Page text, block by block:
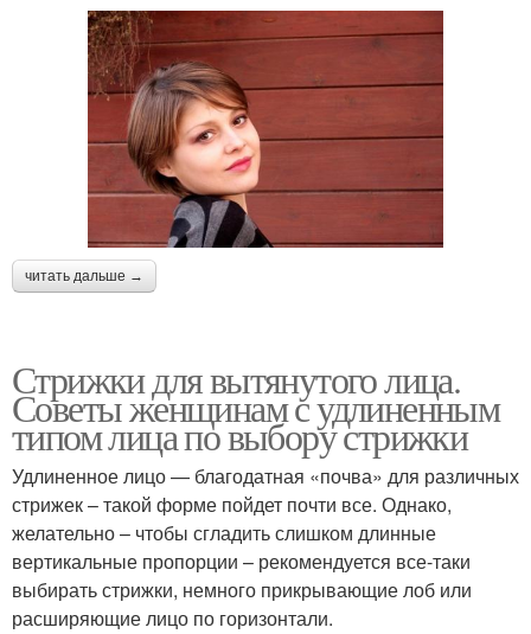
читать дальше →
Стрижки для вытянутого лица.
Советы женщинам с удлиненным
типом лица по выбору стрижки
Удлиненное лицо — благодатная «почва» для различных
стрижек – такой форме пойдет почти все. Однако,
желательно – чтобы сгладить слишком длинные
вертикальные пропорции – рекомендуется все-таки
выбирать стрижки, немного прикрывающие лоб или
расширяющие лицо по горизонтали.